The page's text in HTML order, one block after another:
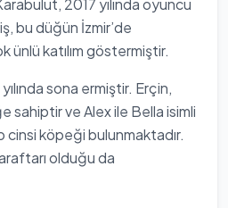
2017 yılında oyuncu
bu düğün İzmir’de
ünlü katılım göstermiştir.
sona ermiştir. Erçin,
sahiptir ve Alex ile Bella isimli
cinsi köpeği bulunmaktadır.
olduğu da